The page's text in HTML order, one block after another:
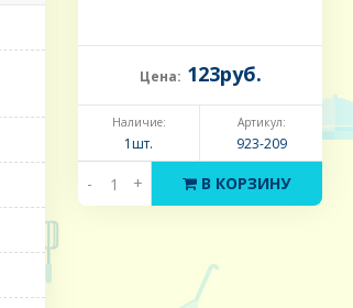
Цена: 123руб.
Наличие:
1шт.
Артикул:
923-209
- + В КОРЗИНУ